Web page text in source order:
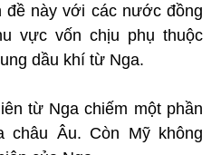
đề này với các nước đồng
vực vốn chịu phụ thuộc
dầu khí từ Nga.
từ Nga chiếm một phần
châu Âu. Còn Mỹ không